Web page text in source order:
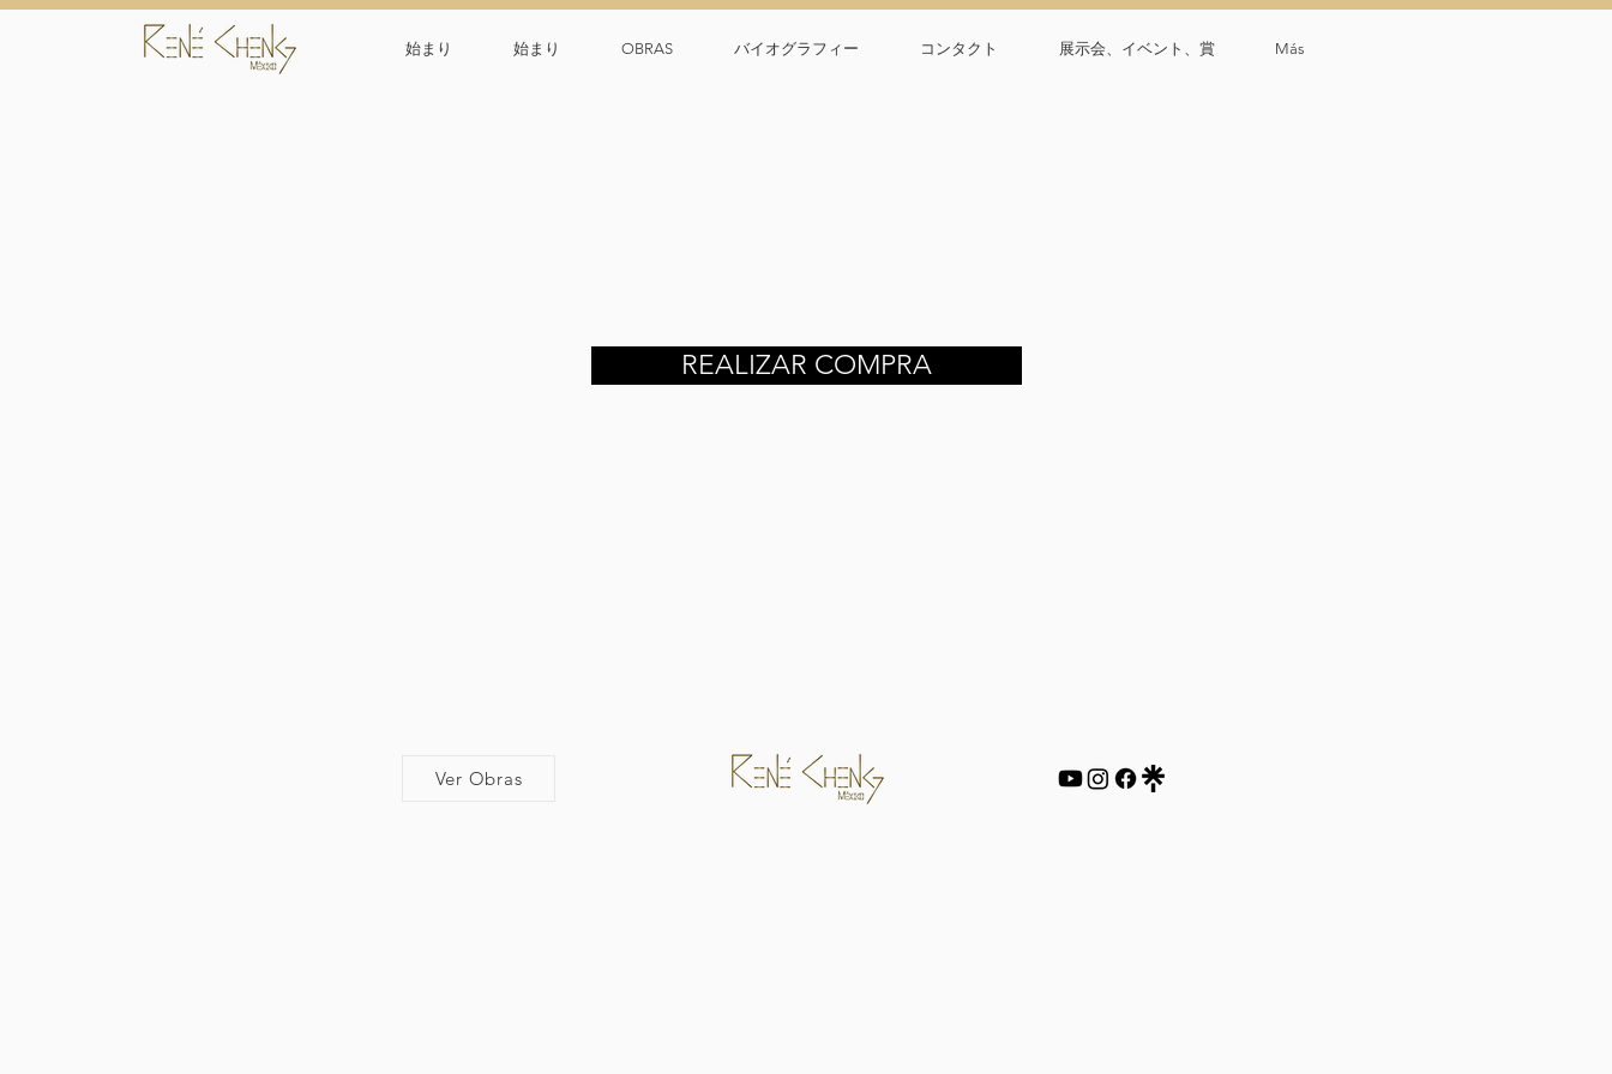
始まり 始まり OBRAS バイオグラフィー コンタクト 展示会、イベント、賞 Más
REALIZAR COMPRA
Ver Obras